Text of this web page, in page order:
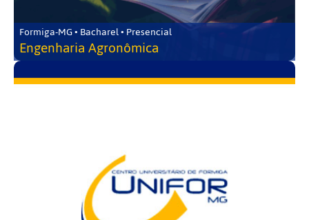
Formiga-MG • Bacharel • Presencial
Engenharia Agronômica